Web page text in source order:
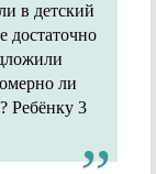
в детский
достаточно
ли
Ребёнку 3